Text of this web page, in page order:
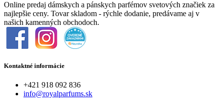
Online predaj dámskych a pánskych parfémov svetových značiek za
najlepšie ceny. Tovar skladom - rýchle dodanie, predávame aj v
našich kamenných obchodoch.
Kontaktné informácie
+421 918 092 836
info@royalparfums.sk